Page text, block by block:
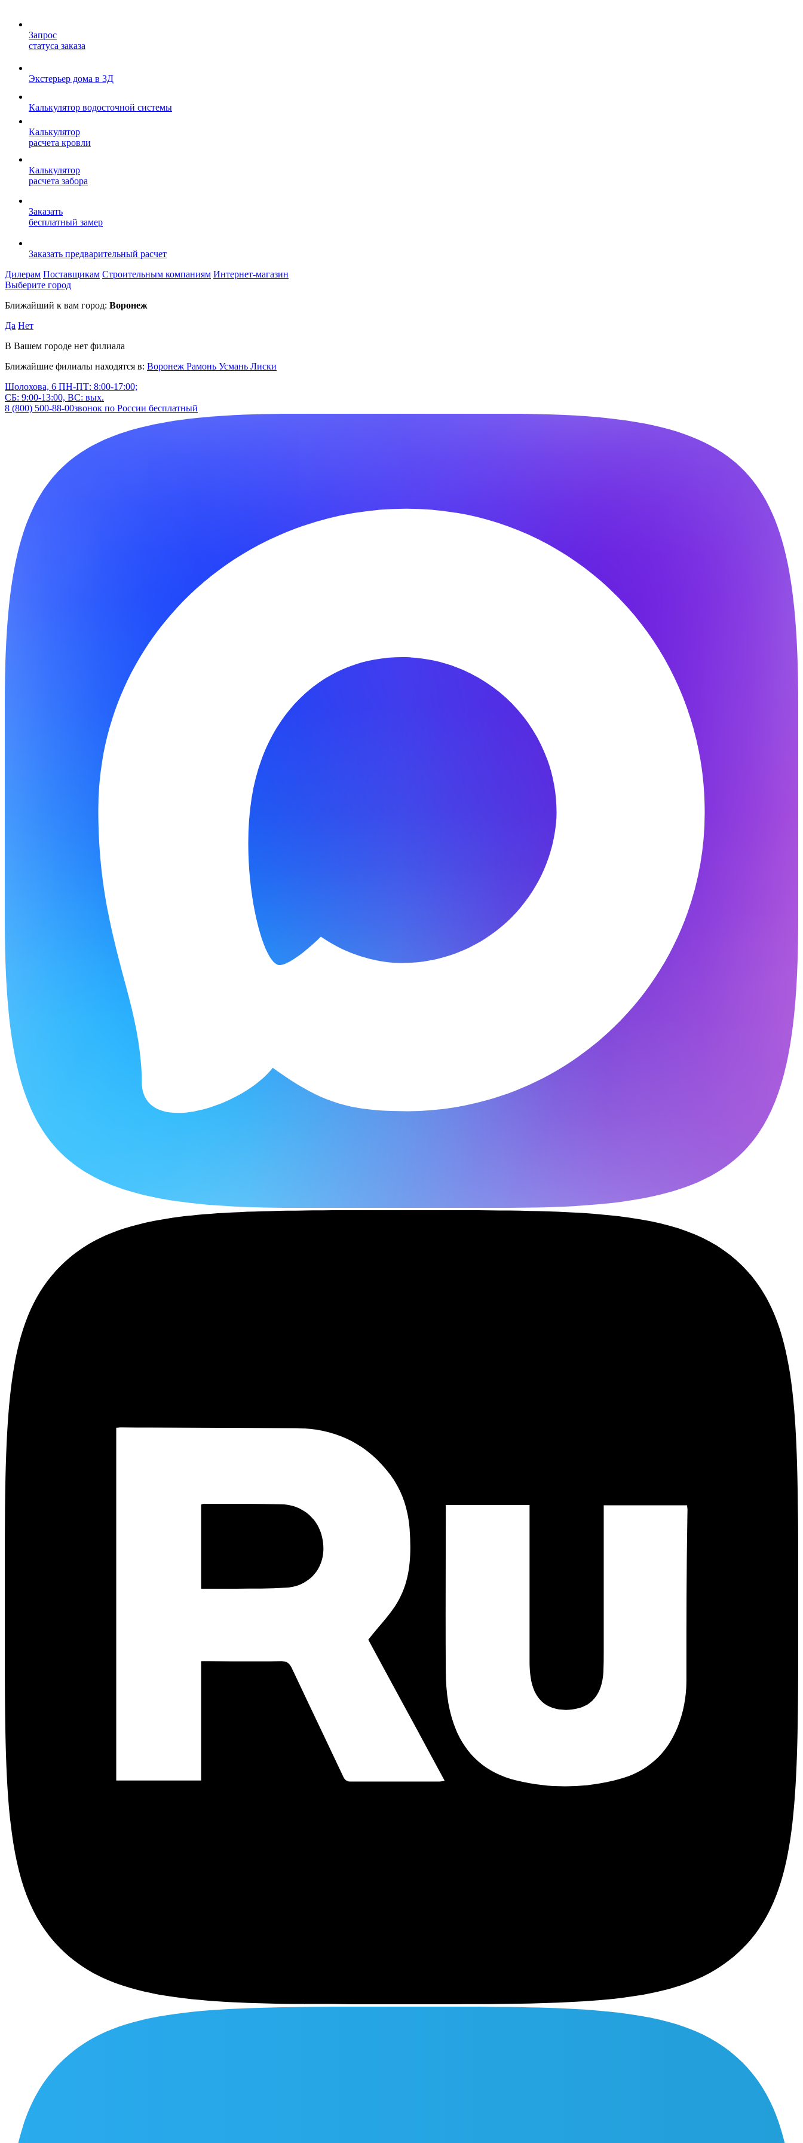
Запрос
статуса заказа
Экстерьер дома в 3Д
Калькулятор водосточной системы
Калькулятор
расчета кровли
Калькулятор
расчета забора
Заказать
бесплатный замер
Заказать предварительный расчет
Дилерам Поставщикам Строительным компаниям Интернет-магазин
Выберите город
Ближайший к вам город: Воронеж
Да Нет
В Вашем городе нет филиала
Ближайшие филиалы находятся в: Воронеж Рамонь Усмань Лиски
Шолохова, 6 ПН-ПТ: 8:00-17:00;
СБ: 9:00-13:00, ВС: вых.
8 (800) 500-88-00звонок по России бесплатный